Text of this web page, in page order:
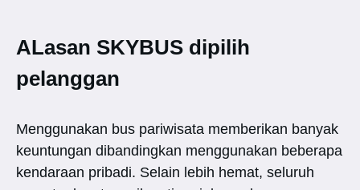
ALasan SKYBUS dipilih
pelanggan
Menggunakan bus pariwisata memberikan banyak
keuntungan dibandingkan menggunakan beberapa
kendaraan pribadi. Selain lebih hemat, seluruh